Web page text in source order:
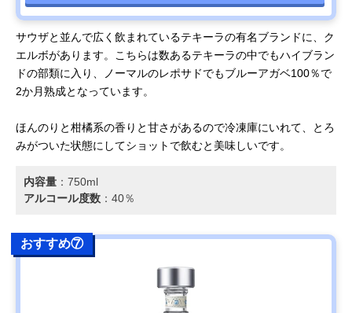
サウザと並んで広く飲まれているテキーラの有名ブランドに、ク
エルボがあります。こちらは数あるテキーラの中でもハイブラン
ドの部類に入り、ノーマルのレポサドでもブルーアガベ100％で
2か月熟成となっています。
ほんのりと柑橘系の香りと甘さがあるので冷凍庫にいれて、とろ
みがついた状態にしてショットで飲むと美味しいです。
内容量 ：‎750ml
アルコール度数 ：40％
おすすめ⑦